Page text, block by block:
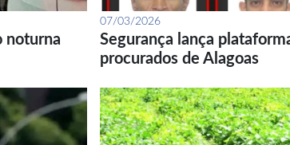
noturna
07/03/2026
Segurança lança
procurados de Alagoas